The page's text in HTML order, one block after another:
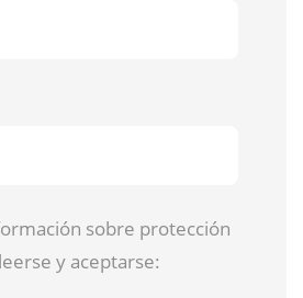
sobre protección
y aceptarse: